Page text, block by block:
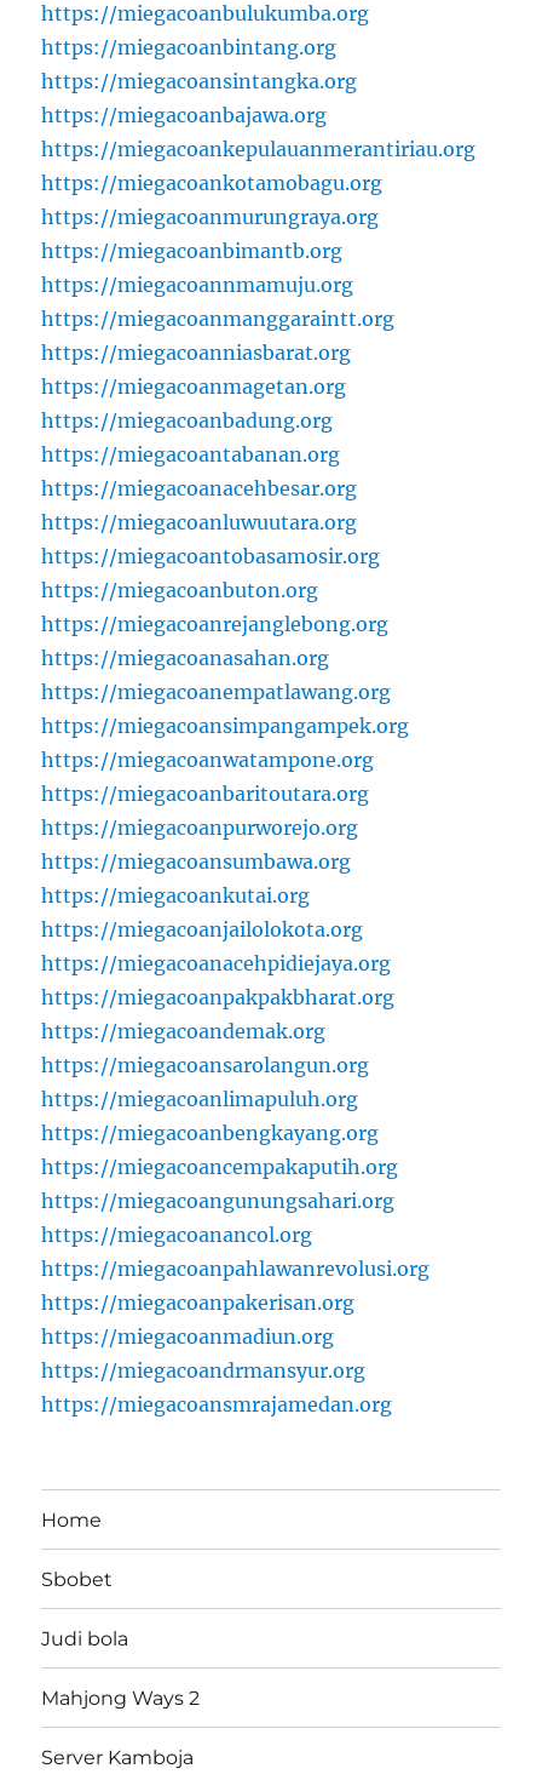
https://miegacoanbulukumba.org
https://miegacoanbintang.org
https://miegacoansintangka.org
https://miegacoanbajawa.org
https://miegacoankepulauanmerantiriau.org
https://miegacoankotamobagu.org
https://miegacoanmurungraya.org
https://miegacoanbimantb.org
https://miegacoannmamuju.org
https://miegacoanmanggaraintt.org
https://miegacoanniasbarat.org
https://miegacoanmagetan.org
https://miegacoanbadung.org
https://miegacoantabanan.org
https://miegacoanacehbesar.org
https://miegacoanluwuutara.org
https://miegacoantobasamosir.org
https://miegacoanbuton.org
https://miegacoanrejanglebong.org
https://miegacoanasahan.org
https://miegacoanempatlawang.org
https://miegacoansimpangampek.org
https://miegacoanwatampone.org
https://miegacoanbaritoutara.org
https://miegacoanpurworejo.org
https://miegacoansumbawa.org
https://miegacoankutai.org
https://miegacoanjailolokota.org
https://miegacoanacehpidiejaya.org
https://miegacoanpakpakbharat.org
https://miegacoandemak.org
https://miegacoansarolangun.org
https://miegacoanlimapuluh.org
https://miegacoanbengkayang.org
https://miegacoancempakaputih.org
https://miegacoangunungsahari.org
https://miegacoanancol.org
https://miegacoanpahlawanrevolusi.org
https://miegacoanpakerisan.org
https://miegacoanmadiun.org
https://miegacoandrmansyur.org
https://miegacoansmrajamedan.org
Home
Sbobet
Judi bola
Mahjong Ways 2
Server Kamboja